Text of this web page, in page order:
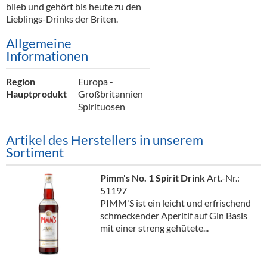
blieb und gehört bis heute zu den
Lieblings-Drinks der Briten.
Allgemeine
Informationen
Region
Europa -
Großbritannien
Hauptprodukt
Spirituosen
Artikel des Herstellers in unserem
Sortiment
Pimm's No. 1 Spirit DrinkArt.-Nr.:
51197
PIMM'S ist ein leicht und erfrischend
schmeckender Aperitif auf Gin Basis
mit einer streng gehütete...